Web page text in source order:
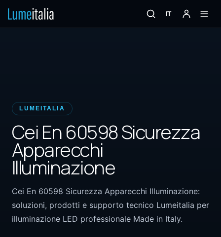
IT
LUMEITALIA
Cei En 60598 Sicurezza
Apparecchi
Illuminazione
Cei En 60598 Sicurezza Apparecchi Illuminazione:
soluzioni, prodotti e supporto tecnico Lumeitalia per
illuminazione LED professionale Made in Italy.